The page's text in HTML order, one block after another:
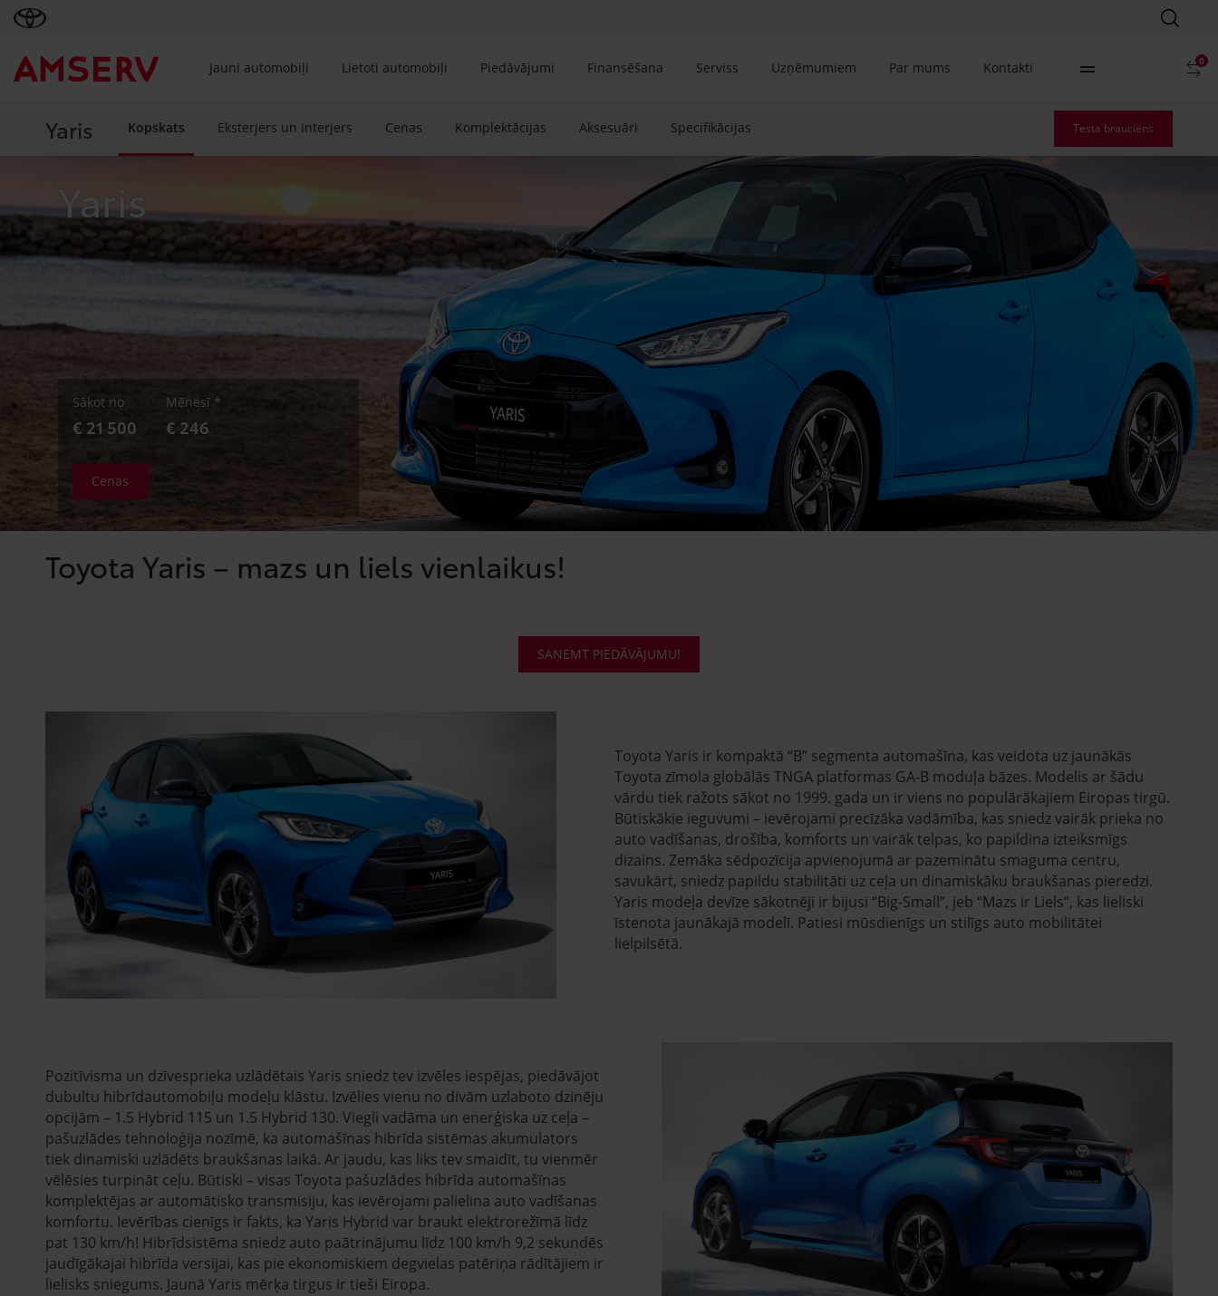
0
Jauni automobiļi Lietoti automobiļi Piedāvājumi Finansēšana Serviss Uzņēmumiem Par mums Kontakti
Yaris Kopskats Eksterjers un interjers Cenas Komplektācijas Aksesuāri Specifikācijas Testa brauciens
Yaris
Sākot no
€ 21 500
Mēnesī *
€ 246
Cenas
Toyota Yaris – mazs un liels vienlaikus!
SAŅEMT PIEDĀVĀJUMU!
Toyota Yaris ir kompaktā “B” segmenta automašīna, kas veidota uz jaunākās
Toyota zīmola globālās TNGA platformas GA-B moduļa bāzes. Modelis ar šādu
vārdu tiek ražots sākot no 1999. gada un ir viens no populārākajiem Eiropas tirgū.
Būtiskākie ieguvumi – ievērojami precīzāka vadāmība, kas sniedz vairāk prieka no
auto vadīšanas, drošība, komforts un vairāk telpas, ko papildina izteiksmīgs
dizains. Zemāka sēdpozīcija apvienojumā ar pazeminātu smaguma centru,
savukārt, sniedz papildu stabilitāti uz ceļa un dinamiskāku braukšanas pieredzi.
Yaris modeļa devīze sākotnēji ir bijusi “Big-Small”, jeb “Mazs ir Liels”, kas lieliski
īstenota jaunākajā modelī. Patiesi mūsdienīgs un stilīgs auto mobilitātei
lielpilsētā.
Pozitīvisma un dzīvesprieka uzlādētais Yaris sniedz tev izvēles iespējas, piedāvājot
dubultu hibrīdautomobiļu modeļu klāstu. Izvēlies vienu no divām uzlaboto dzinēju
opcijām – 1.5 Hybrid 115 un 1.5 Hybrid 130. Viegli vadāma un enerģiska uz ceļa –
pašuzlādes tehnoloģija nozīmē, ka automašīnas hibrīda sistēmas akumulators
tiek dinamiski uzlādēts braukšanas laikā. Ar jaudu, kas liks tev smaidīt, tu vienmēr
vēlēsies turpināt ceļu. Būtiski – visas Toyota pašuzlādes hibrīda automašīnas
komplektējas ar automātisko transmisiju, kas ievērojami palielina auto vadīšanas
komfortu. Ievērības cienīgs ir fakts, ka Yaris Hybrid var braukt elektrorežīmā līdz
pat 130 km/h! Hibrīdsistēma sniedz auto paātrinājumu līdz 100 km/h 9,2 sekundēs
jaudīgākajai hibrīda versijai, kas pie ekonomiskiem degvielas patēriņa rādītājiem ir
lielisks sniegums. Jaunā Yaris mērķa tirgus ir tieši Eiropa.